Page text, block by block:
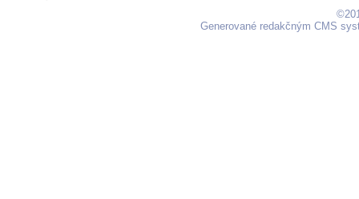
Generované redakčným CMS